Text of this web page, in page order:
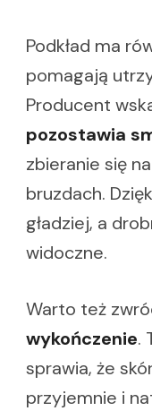
Podkład ma
pomagają
Producent
pozostawia
zbieranie się
bruzdach.
gładziej, a
widoczne.
Warto też
wykończenie.
sprawia, że
przyjemnie i